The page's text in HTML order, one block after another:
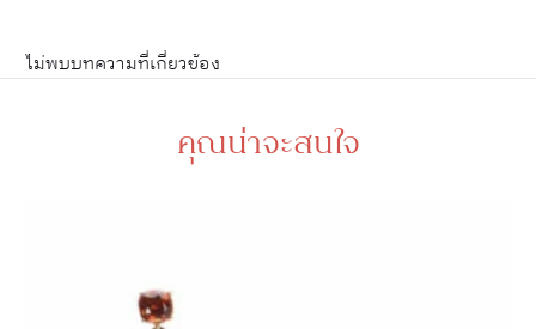
ไม่พบบทความที่เกี่ยวข้อง
คุณน่าจะสนใจ